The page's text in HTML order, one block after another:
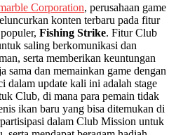
Corporation, perusahaan game
konten terbaru pada fitur
Fishing Strike. Fitur Club
saling berkomunikasi dan
serta memberikan keuntungan
sama dan memainkan game dengan
dalam update kali ini adalah stage
Club, di mana para pemain tidak
ikan baru yang bisa ditemukan di
dalam Club Mission untuk